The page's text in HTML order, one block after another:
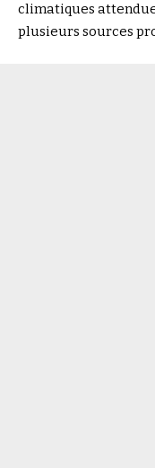
climatiques
plusieurs sources